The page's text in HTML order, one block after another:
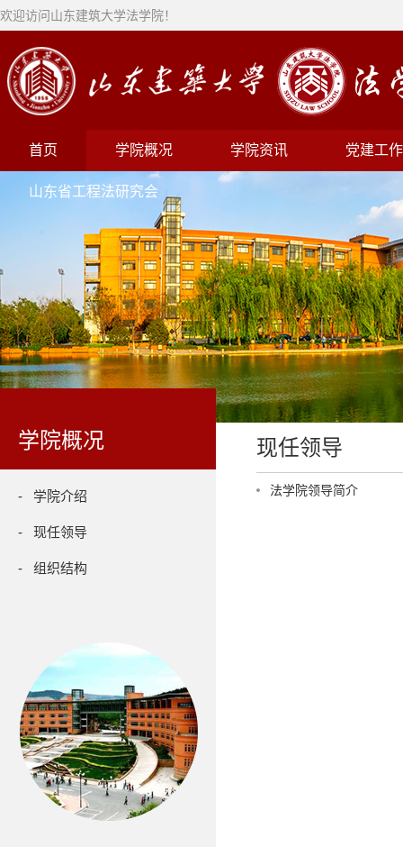
欢迎访问山东建筑大学法学院！
首页 学院概况 学院资讯 党建工作
山东省工程法研究会
学院概况
- 学院介绍
- 现任领导
- 组织结构
现任领导
法学院领导简介